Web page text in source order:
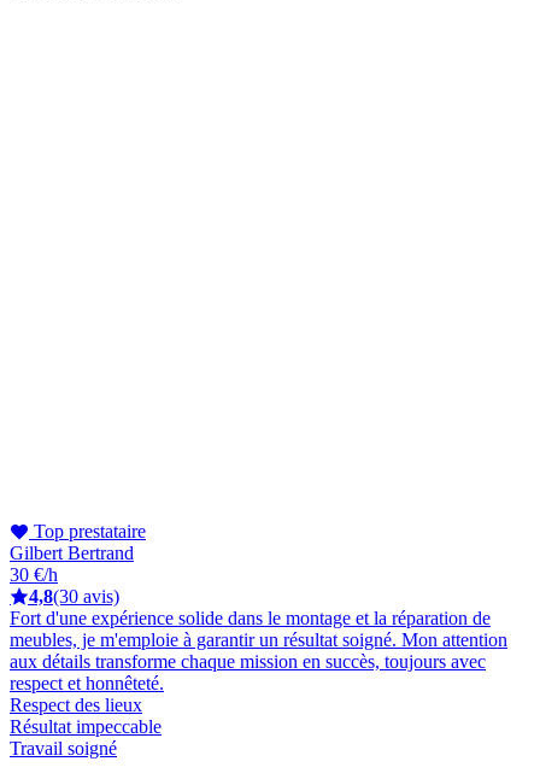
Top prestataire
Gilbert Bertrand
30 €/h
4,8(30 avis)
Fort d'une expérience solide dans le montage et la réparation de
meubles, je m'emploie à garantir un résultat soigné. Mon attention
aux détails transforme chaque mission en succès, toujours avec
respect et honnêteté.
Respect des lieux
Résultat impeccable
Travail soigné